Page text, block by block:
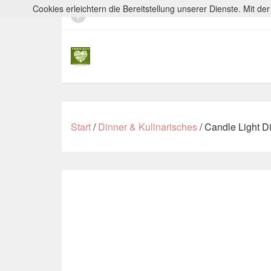
Start/Dinner & Kulinarisches/ Candle Light
Cookies erleichtern die Bereitstellung unserer Dienste. Mit